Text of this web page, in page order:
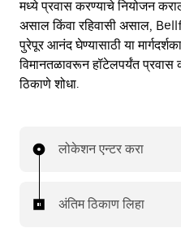
मध्ये प्रवास करण्याचे नियोजन
असाल किंवा रहिवासी असाल,
पुरेपूर आनंद घेण्यासाठी या
विमानतळावरून हॉटेलपर्यंत
ठिकाणे शोधा.
लोकेशन एन्टर करा
अंतिम ठिकाण लिहा